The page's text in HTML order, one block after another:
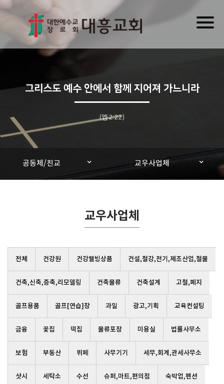
그리스도 예수 안에서 함께 지어져 가느니라
(엡 2:22)
공동체/친교 교우사업체
교우사업체
전체 건강원 건강웰빙상품 건설,철강,전기,제조산업,철물
건축,신축,증축,리모델링 건축물류 건축설계 고철,폐지
골프용품 골프[연습]장 과일 광고,기획 교육컨설팅
금융 꽃집 떡집 물류포장 미용실 법률사무소
보험 부동산 뷔페 사무기기 세무,회계,관세사무소
샷시 세탁소 수선 슈퍼,마트,편의점 숙박업,펜션